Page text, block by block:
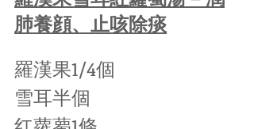
肺養顔、止咳除痰
羅漢果1/4個
雪耳半個